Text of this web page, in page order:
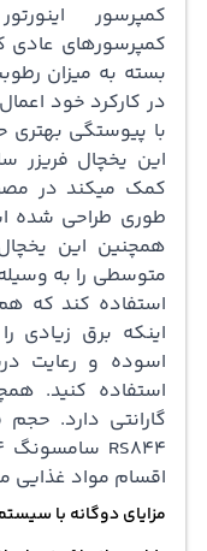
کمپرسور
کمپرسورهای
بسته به میزان
در کارکرد خود
با پیوستگی بهتری
این یخچال فریزر
کمک میکند در
طوری طراحی شده
همچنین این
متوسطی را به
استفاده کند که
اینکه برق زیادی
اسوده و رعایت
گارانتی دارد.
اقسام مواد غذایی